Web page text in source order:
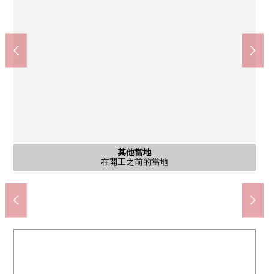
其他當地
在開工之前的當地
其他當地
在開工之前的當地
其他當地
在開工之前的當地
其他當地
在開工之前的當地
其他當地
在開工之前的當地
其他當地
在開工之前的當地
其他當地
在開工之前的當地
其他當地
在開工之前的當地
其他當地
在開工之前的當地
其他當地
在開工之前的當地
其他當地
在開工之前的當地
其他當地
在開工之前的當地
其他當地
在開工之前的當地
其他當地
在開工之前的當地
其他當地
在定居工的前面的當地
含有前面道路的外觀
含有前面道路的外觀
含有前面道路的外觀
含有前面道路的外觀
含有前面道路的外觀
茅崎市立松林小學(約400m)
茅崎市立松林中學(約550m)
7-Eleven茅崎松林2丁目商店(約100m)
Create S·D茅崎松林店(約350m)
yamaka松林店(約400m)
茅崎松林郵局(約500m)
茅崎市立醫院(約1200m)